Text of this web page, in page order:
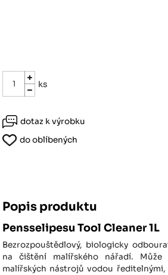
ks
dotaz k výrobku
do oblíbených
Popis produktu
Pensselipesu Tool Cleaner 1L
Bezrozpouštědlový, biologicky
na čištění malířského nářadí.
malířských nástrojů vodou